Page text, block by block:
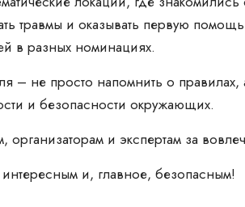
травмы и оказывать первую
в разных номинациях.
– не просто напомнить о
и безопасности окружающих.
и экспертам за
интересным и, главное, безопасным!